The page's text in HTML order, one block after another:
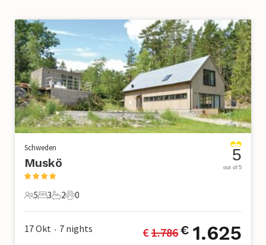
Schweden
Muskö
5 Gäste
5
3 Schlafzimmer
3
2 Badezimmer
2
0 Haustiere
0
5
out of 5
17 Okt • 7 nights € 1.786€ 1.625